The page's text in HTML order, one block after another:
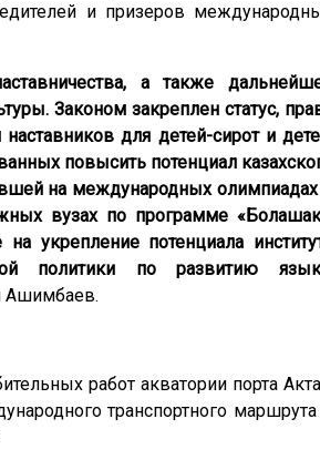
и призеров
а также
Законом закреплен статус,
для детей-сирот и
повысить потенциал
на международных
вузах по программе
укрепление потенциала
политики по развитию
Ашимбаев.
работ акватории порта
транспортного